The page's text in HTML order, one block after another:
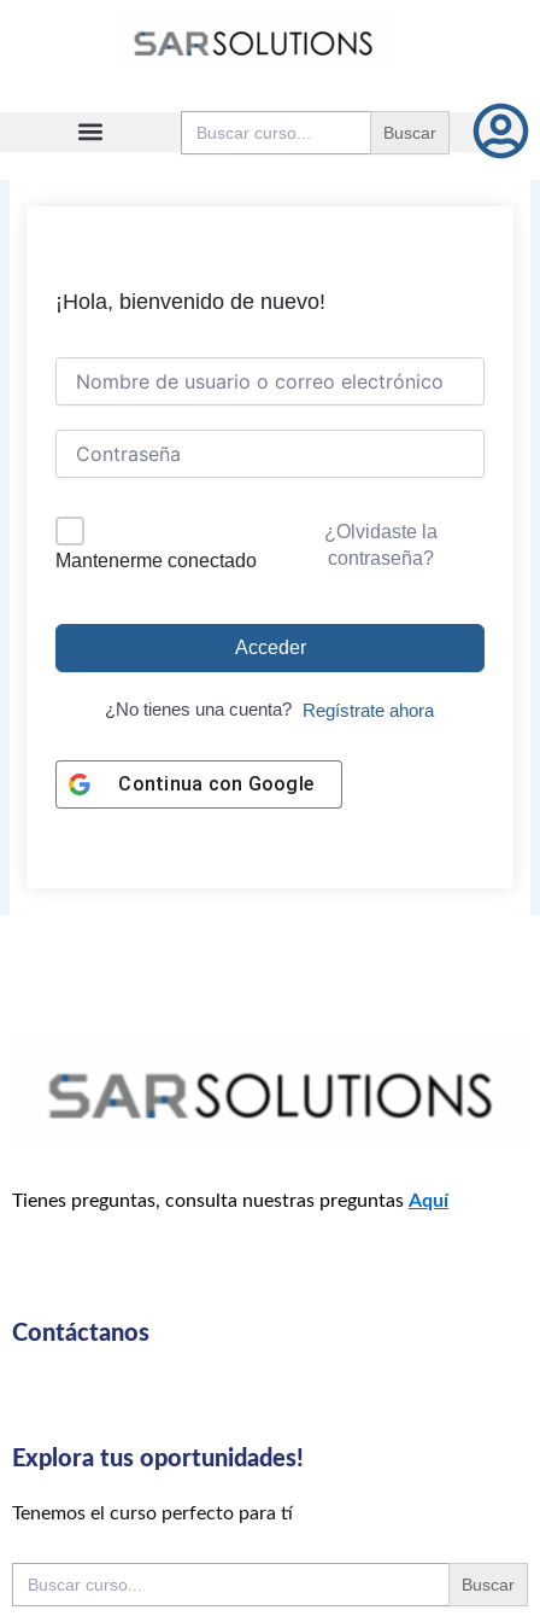
Buscar:
¡Hola, bienvenido de nuevo!
Mantenerme conectado
¿Olvidaste la
contraseña?
Acceder
¿No tienes una cuenta? Regístrate ahora
Continua con Google
Tienes preguntas, consulta nuestras preguntas Aquí
Contáctanos
Explora tus oportunidades!
Tenemos el curso perfecto para tí
Buscar: